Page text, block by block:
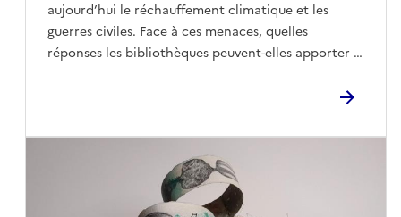
aujourd’hui le réchauffement climatique et les
guerres civiles. Face à ces menaces, quelles
réponses les bibliothèques peuvent-elles apporter ?
documents patrimoniaux, les actions du Bouclier
protection du patrimoine, ainsi que les métiers de
la conservation et de la restauration du patrimoine
écrit.Au programme notamment : un florilège de
livres patrimoniaux dégradés par leurs ennemis